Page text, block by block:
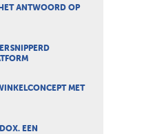
ANTWOORD OP
MET
EEN